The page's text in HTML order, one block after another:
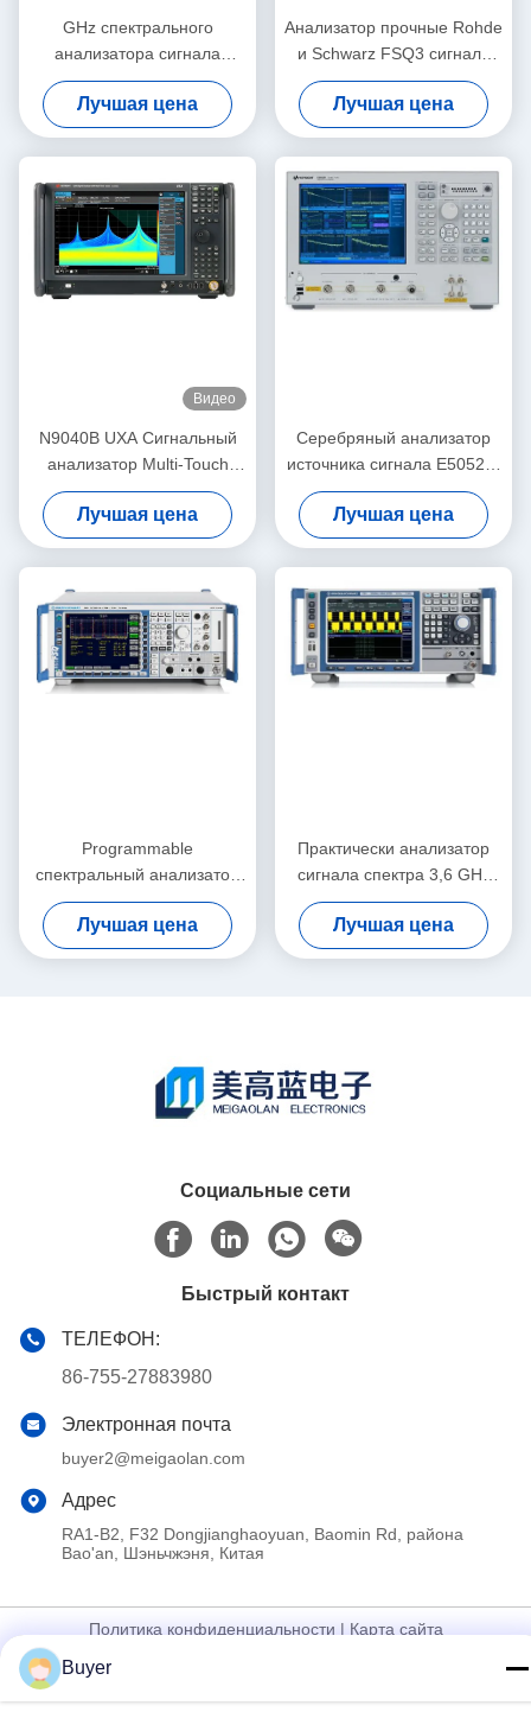
GHz спектрального
анализатора сигнала
Rohde и Schwarz FSQ8
универсальные 8
Лучшая цена
Анализатор прочные Rohde
и Schwarz FSQ3 сигнала
RF Spectroradiometer
Лучшая цена
Видео
N9040B UXA Сигнальный
анализатор Multi-Touch
2Hz-50GHz
Использованный
анализатор спектра
Лучшая цена
Серебряный анализатор
источника сигнала E5052B,
практически анализатор
сигнала сети
Лучшая цена
Programmable
спектральный анализатор
Rohde и Schwarz сигнала
RF FSQ40
Лучшая цена
Практически анализатор
сигнала спектра 3,6 GHz
использовал R&S FSV3 для
СИД
Лучшая цена
Социальные сети
Быстрый контакт
ТЕЛЕФОН:
86-755-27883980
Электронная почта
buyer2@meigaolan.com
Адрес
RA1-B2, F32 Dongjianghaoyuan, Baomin Rd, района
Bao'an, Шэньчжэня, Китая
Политика конфиденциальности | Карта сайта
Китай Хорошее качество Спектральный анализатор RF
Buyer